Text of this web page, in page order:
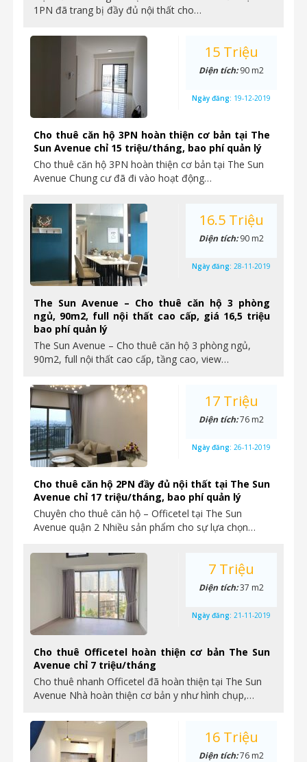
1PN đã trang bị đầy đủ nội thất cho…
Cho thuê căn hộ 3PN hoàn thiện cơ bản tại The
Sun Avenue chỉ 15 triệu/tháng, bao phí quản lý
Cho thuê căn hộ 3PN hoàn thiện cơ bản tại The Sun
Avenue Chung cư đã đi vào hoạt động…
15 Triệu
Diện tích:90 m2
Ngày đăng: 19-12-2019
The Sun Avenue – Cho thuê căn hộ 3 phòng
ngủ, 90m2, full nội thất cao cấp, giá 16,5 triệu
bao phí quản lý
The Sun Avenue – Cho thuê căn hộ 3 phòng ngủ,
90m2, full nội thất cao cấp, tầng cao, view…
16.5 Triệu
Diện tích:90 m2
Ngày đăng: 28-11-2019
Cho thuê căn hộ 2PN đầy đủ nội thất tại The Sun
Avenue chỉ 17 triệu/tháng, bao phí quản lý
Chuyên cho thuê căn hộ – Officetel tại The Sun
Avenue quận 2 Nhiều sản phẩm cho sự lựa chọn…
17 Triệu
Diện tích:76 m2
Ngày đăng: 26-11-2019
Cho thuê Officetel hoàn thiện cơ bản The Sun
Avenue chỉ 7 triệu/tháng
Cho thuê nhanh Officetel đã hoàn thiện tại The Sun
Avenue Nhà hoàn thiện cơ bản y như hình chụp,…
7 Triệu
Diện tích:37 m2
Ngày đăng: 21-11-2019
16 Triệu
Diện tích:76 m2